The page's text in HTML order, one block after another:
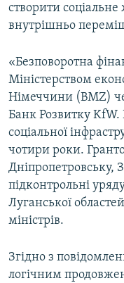
створити
внутрішньо
«Безповоротна
Міністерством
Німеччини (BMZ)
Банк Розвитку
соціальної
чотири роки.
Дніпропетровську,
підконтрольні
Луганської
міністрів.
Згідно з
логічним